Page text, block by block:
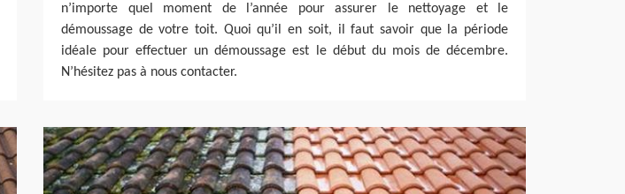
n’importe quel moment de l’année pour assurer le nettoyage et le
démoussage de votre toit. Quoi qu’il en soit, il faut savoir que la période
idéale pour effectuer un démoussage est le début du mois de décembre.
N’hésitez pas à nous contacter.